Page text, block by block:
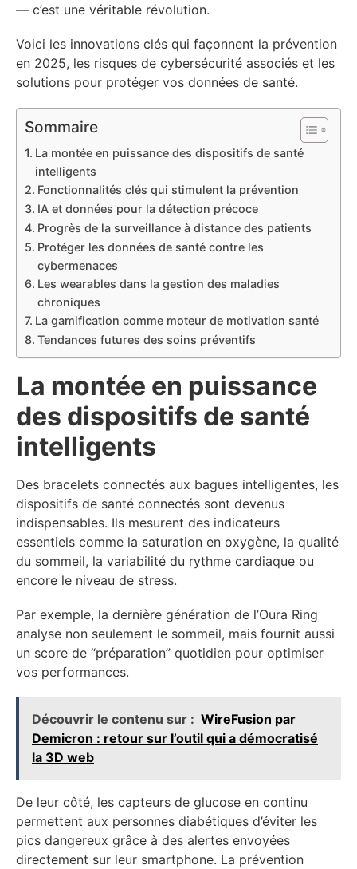
— c’est une véritable révolution.
Voici les innovations clés qui façonnent la prévention
en 2025, les risques de cybersécurité associés et les
solutions pour protéger vos données de santé.
Sommaire
La montée en puissance des dispositifs de santé
intelligents
Fonctionnalités clés qui stimulent la prévention
IA et données pour la détection précoce
Progrès de la surveillance à distance des patients
Protéger les données de santé contre les
cybermenaces
Les wearables dans la gestion des maladies
chroniques
La gamification comme moteur de motivation santé
Tendances futures des soins préventifs
La montée en puissance
des dispositifs de santé
intelligents
Des bracelets connectés aux bagues intelligentes, les
dispositifs de santé connectés sont devenus
indispensables. Ils mesurent des indicateurs
essentiels comme la saturation en oxygène, la qualité
du sommeil, la variabilité du rythme cardiaque ou
encore le niveau de stress.
Par exemple, la dernière génération de l’Oura Ring
analyse non seulement le sommeil, mais fournit aussi
un score de “préparation” quotidien pour optimiser
vos performances.
Découvrir le contenu sur : WireFusion par
Demicron : retour sur l’outil qui a démocratisé
la 3D web
De leur côté, les capteurs de glucose en continu
permettent aux personnes diabétiques d’éviter les
pics dangereux grâce à des alertes envoyées
directement sur leur smartphone. La prévention